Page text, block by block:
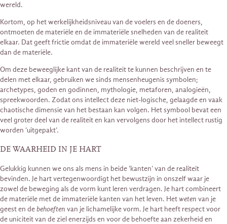
wereld.
Kortom, op het werkelijkheidsniveau van de voelers en de doeners,
ontmoeten de materiële en de immateriële snelheden van de realiteit
elkaar. Dat geeft frictie omdat de immateriële wereld veel sneller beweegt
dan de materiële.
Om deze beweeglijke kant van de realiteit te kunnen beschrijven en te
delen met elkaar, gebruiken we sinds mensenheugenis symbolen;
archetypes, goden en godinnen, mythologie, metaforen, analogieën,
spreekwoorden. Zodat ons intellect deze niet-logische, gelaagde en vaak
chaotische dimensie van het bestaan kan volgen. Het symbool bevat een
veel groter deel van de realiteit en kan vervolgens door het intellect rustig
worden ‘uitgepakt’.
DE WAARHEID IN JE HART
Gelukkig kunnen we ons als mens in beide ‘kanten’ van de realiteit
bevinden. Je hart vertegenwoordigt het bewustzijn in onszelf waar je
zowel de beweging als de vorm kunt leren verdragen. Je hart combineert
de materiële met de immateriële kanten van het leven. Hetweten van je
geest en debehoeften van je lichamelijke vorm. Je hart heeft respect voor
de uniciteit van de ziel enerzijds en voor de behoefte aan zekerheid en